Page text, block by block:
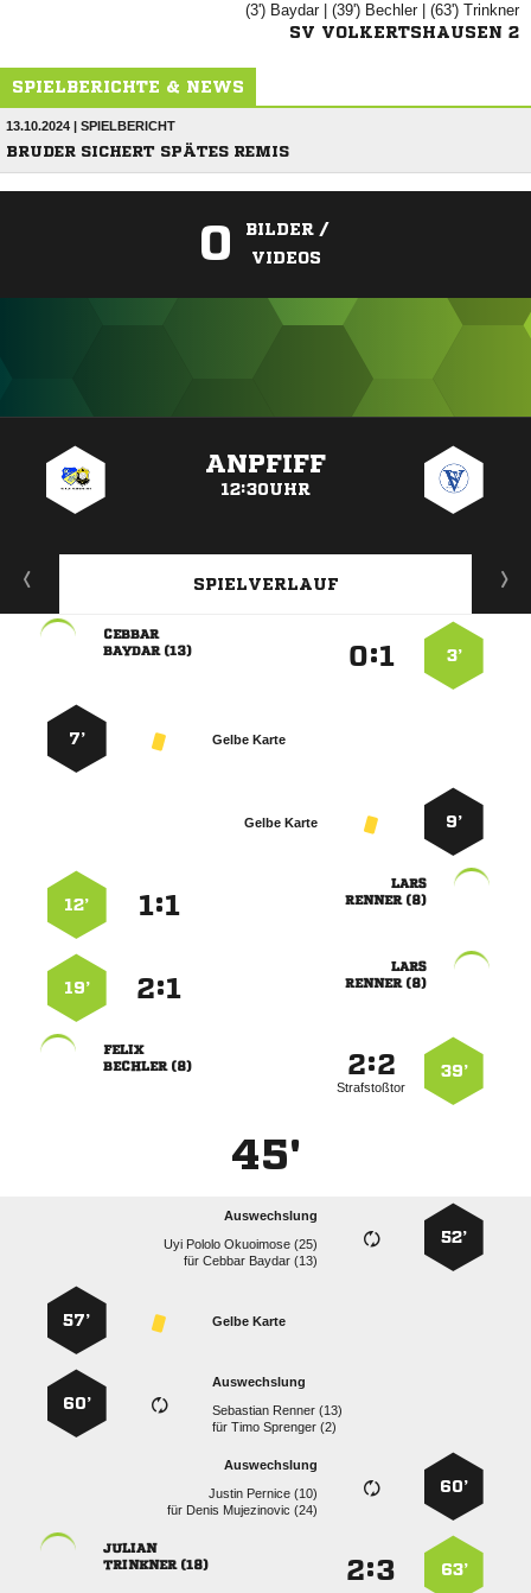
(3') | (39') | (63') 
SV VOLKERTSHAUSEN 2
SPIELBERICHTE & NEWS
13.10.2024 | SPIELBERICHT
BRUDER SICHERT SPÄTES REMIS
0
BILDER /
VIDEOS
ANPFIFF
12:30UHR
SPIELVERLAUF
3’
:

 
Gelbe Karte
7’
9’
Gelbe Karte

 
:
12’

 
:
19’
39’
:
Strafstoßtor

 
45'
52’
Auswechslung
   
für  
Gelbe Karte
57’
Auswechslung
  
für  
60’
60’
Auswechslung
  
für   
63’
:

 